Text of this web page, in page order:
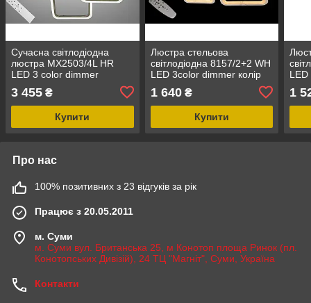
Сучасна світлодіодна
люстра MX2503/4L HR
LED 3 color dimmer
3 455 ₴
Купити
Люстра стельова
світлодіодна 8157/2+2 WH
LED 3color dimmer колір
1 640₴
Купити
1
Про нас
100% позитивних з 23 відгуків за рік
Працює з 20.05.2011
м. Суми
м. Суми вул. Британська 25, м Конотоп площа Ринок (пл.
Конотопських Дивізій), 24 ТЦ "Магніт", Суми, Україна
Контакти